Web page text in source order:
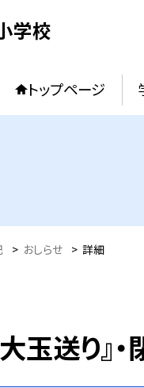
学校
トップページ
> おしらせ > 詳細
玉送り』